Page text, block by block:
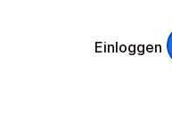
Einloggen